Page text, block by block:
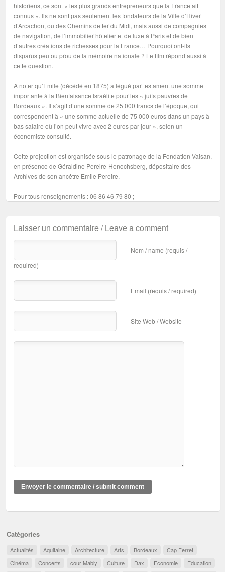
historiens, ce sont « les plus grands entrepreneurs que la France ait
connus ». Ils ne sont pas seulement les fondateurs de la Ville d’Hiver
d’Arcachon, ou des Chemins de fer du Midi, mais aussi de compagnies
de navigation, de l’immobilier hôtelier et de luxe à Paris et de bien
d’autres créations de richesses pour la France… Pourquoi ont-ils
disparus peu ou prou de la mémoire nationale ? Le film répond aussi à
cette question.
À noter qu’Emile (décédé en 1875) a légué par testament une somme
importante à la Bienfaisance Israélite pour les « juifs pauvres de
Bordeaux ». Il s’agit d’une somme de 25 000 francs de l’époque, qui
correspondent à « une somme actuelle de 75 000 euros dans un pays à
bas salaire où l’on peut vivre avec 2 euros par jour », selon un
économiste consulté.
Cette projection est organisée sous le patronage de la Fondation Vaisan,
en présence de Géraldine Pereire-Henochsberg, dépositaire des
Archives de son ancêtre Emile Pereire.
Pour tous renseignements : 06 86 46 79 80 ;
Laisser un commentaire / Leave a comment
Nom / name (requis /
required)
Email (requis / required)
Site Web / Website
Catégories
Actualités Aquitaine Architecture Arts Bordeaux
Cap Ferret
Cinéma
Concerts cour Mably Culture Dax Economie
Education